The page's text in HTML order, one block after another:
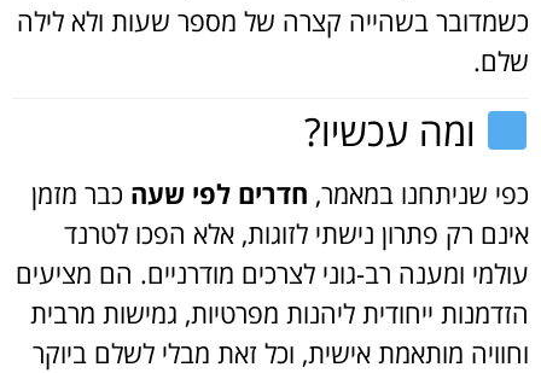
כשמדובר בשהייה קצרה של מספר שעות ולא לילה
שלם.
ומה עכשיו?
כפי שניתחנו במאמר, חדרים לפי שעה כבר מזמן
אינם רק פתרון נישתי לזוגות, אלא הפכו לטרנד
עולמי ומענה רב-גוני לצרכים מודרניים. הם מציעים
הזדמנות ייחודית ליהנות מפרטיות, גמישות מרבית
וחוויה מותאמת אישית, וכל זאת מבלי לשלם ביוקר